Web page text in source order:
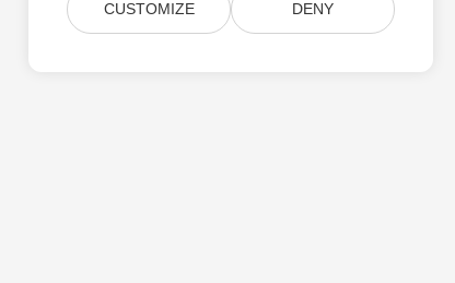
CUSTOMIZE DENY